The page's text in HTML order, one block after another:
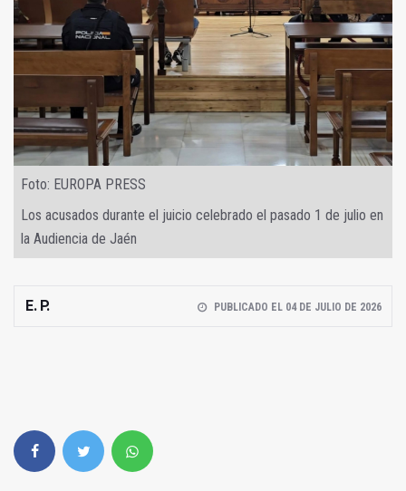
Foto: EUROPA PRESS
Los acusados durante el juicio celebrado el pasado 1 de julio en
la Audiencia de Jaén
E. P. PUBLICADO EL 04 DE JULIO DE 2026